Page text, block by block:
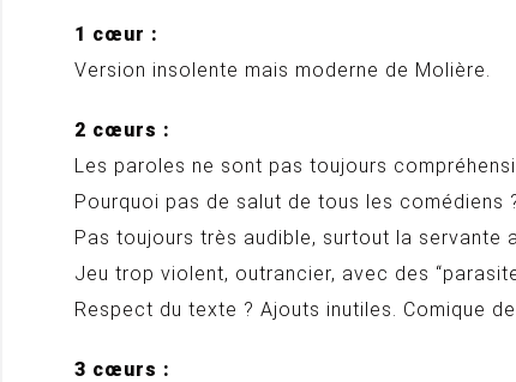
1 cœur :
Version insolente mais moderne de Molière.
2 cœurs :
Les paroles ne sont pas toujours
Pourquoi pas de salut de tous les comédiens
Pas toujours très audible, surtout la servante
Jeu trop violent, outrancier, avec des
Respect du texte ? Ajouts inutiles. Comique
3 cœurs :